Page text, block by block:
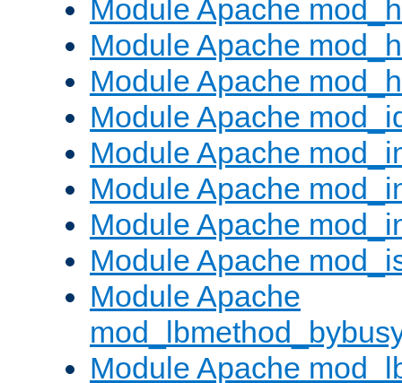
Module Apache
Module Apache
Module Apache
Module Apache
Module Apache
Module Apache
Module Apache
Module Apache
Module Apache
Module Apache